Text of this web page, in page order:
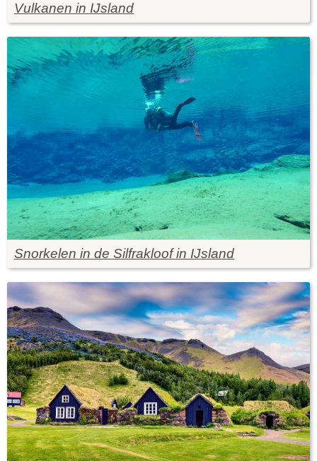
Vulkanen in IJsland
Snorkelen in de Silfrakloof in IJsland